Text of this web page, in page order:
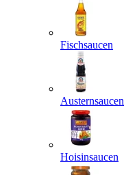
Fischsaucen
Austernsaucen
Hoisinsaucen